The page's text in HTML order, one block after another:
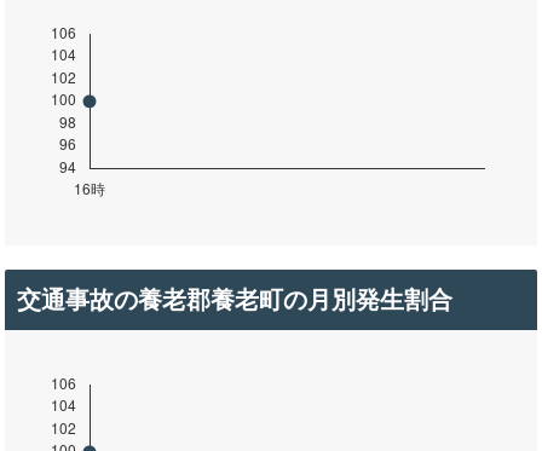
交通事故の養老郡養老町の月別発生割合